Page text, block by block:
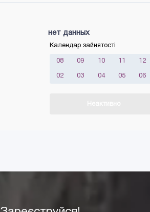
нет данных
Календар зайнятості
08 09 10 11 12
02 03 04 05 06